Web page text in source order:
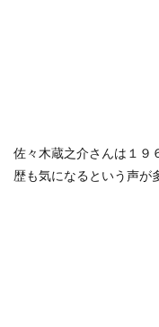
佐々木蔵之介さんは１９
歴も気になるという声が